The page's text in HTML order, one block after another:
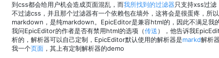
到css都会给用户机会造成页面混乱，而我所找到的过滤器只支持xss过滤
不过滤css，并且那个过滤器有一个依赖包在墙外，这将会是很蛋疼，所
markdown，是纯markdown。EpicEditor是兼容html的，因此不满足我
我问EpicEditor的作者是否有禁用html的选项（传送），他告诉我
析的，解析器可以自己定制，EpicEditor默认使用的解析器是markd解析
我一个页面 ，其上有定制解析器的demo